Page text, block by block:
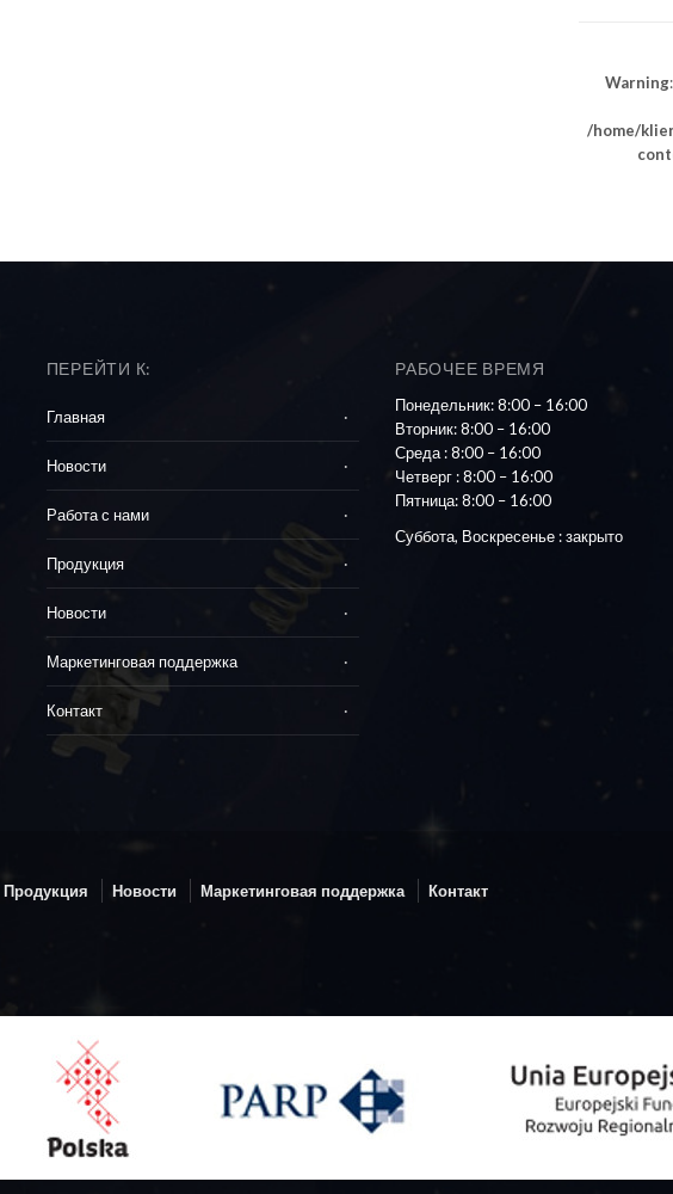
Warning
/home/
ПЕРЕЙТИ К:
Главная
Новости
Работа с нами
Продукция
Новости
Маркетинговая поддержка
Контакт
РАБОЧЕЕ ВРЕМЯ
Понедельник: 8:00 – 16:00
Вторник: 8:00 – 16:00
Среда : 8:00 – 16:00
Четверг : 8:00 – 16:00
Пятница: 8:00 – 16:00
Суббота, Воскресенье : закрыто
Продукция Новости Маркетинговая поддержка
Контакт